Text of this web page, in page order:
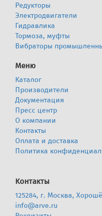
Редукторы
Электродвигатели
Гидравлика
Тормоза, муфты
Вибраторы
Меню
Каталог
Производители
Документация
Пресс центр
О компании
Контакты
Оплата и доставка
Политика
Контакты
125284, г. Москва,
info@arve.ru